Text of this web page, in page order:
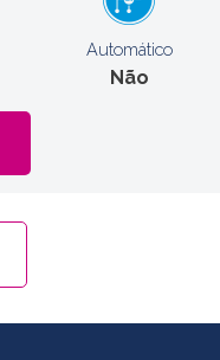
Automático
Não